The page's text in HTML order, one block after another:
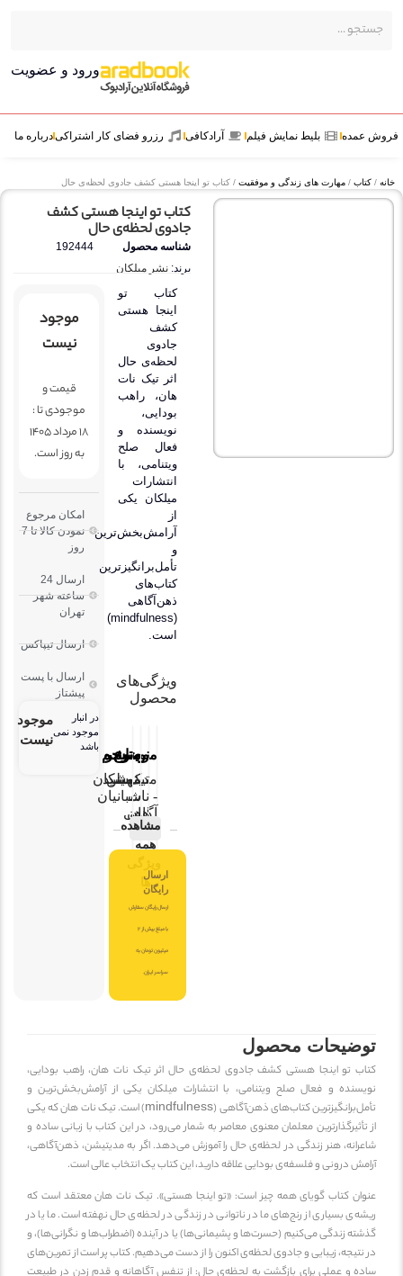
ورود و عضویت
عمده بلیط نمایش فیلم آرادکافی رزرو فضای کار اشتراکی درباره ما
/کتاب /مهارت های زندگی و موفقیت/ کتاب تو اینجا هستی کشف جادوی لحظه‌ی حال
کتاب تو اینجا هستی کشف
جادوی لحظه‌ی حال
شناسه محصول
192444
برند:نشر میلکان
کتاب تو
اینجا هستی
کشف
جادوی
لحظه‌ی حال
تیک نات
، راهب
بودایی،
نویسنده و
فعال صلح
ویتنامی، با
انتشارات
میلکانیکی
آرامش‌بخش‌ترین
تأمل‌برانگیزترین
کتاب‌های
ذهن‌آگاهی
(mindfulness)
است.
ویژگی‌های
محصول
موضوع
مدیتیشن
آگاهی
نویسنده
تیک
نات
هان
مترجم
مهشید
شبانیان
ناشر
میلکان
مشاهده
همه
هاارسال
رایگان
ارسال رایگان سفارش
با مبلغ بیش از 2
میلیون تومان به
سراسر ایران.
موجود
نیست
قیمت و
موجودی تا :
18 مرداد 1405
به روز است.
امکان مرجوع
نمودن کالا تا 7
ارسال 24
ساعته شهر
تهران
ارسال تیپاکس
ارسال با پست
پیشتاز
در انبار
موجود نمی
موجود
نیست
توضیحات محصول
کتاب تو اینجا هستی کشف جادوی لحظه‌ی حال اثرتیک نات هان ، راهب بودایی،
نویسنده و فعال صلح ویتنامی، با انتشاراتمیلکانیکی از آرامش‌بخش‌ترین و
تأمل‌برانگیزترین کتاب‌های ذهن‌آگاهی (mindfulness) است. تیک نات هان که یکی
از تأثیرگذارترین معلمان معنوی معاصر به شمار می‌رود، در این کتاب با زبانی ساده و
شاعرانه، هنر زندگی در لحظه‌ی حال را آموزش می‌دهد. اگر به مدیتیشن، ذهن‌آگاهی،
آرامش درونی و فلسفه‌ی بودایی علاقه دارید، این کتاب یک انتخاب عالی است.
عنوان کتاب گویای همه چیز است: «تو اینجا هستی». تیک نات هان معتقد است که
ریشه‌ی بسیاری از رنج‌های ما در ناتوانی در زندگی در لحظه‌ی حال نهفته است. ما یا در
گذشته زندگی می‌کنیم (حسرت‌ها و پشیمانی‌ها) یا در آینده (اضطراب‌ها و نگرانی‌ها)، و
در نتیجه، زیبایی و جادوی لحظه‌ی اکنون را از دست می‌دهیم. کتاب پر است از تمرین‌های
ساده و عملی برای بازگشت به لحظه‌ی حال: ازتنفس آگاهانهوقدم زدن در طبیعت